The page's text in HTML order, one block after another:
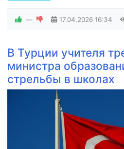
— 17.04.2026 16:34
В Турции учителя
министра
стрельбы в школах